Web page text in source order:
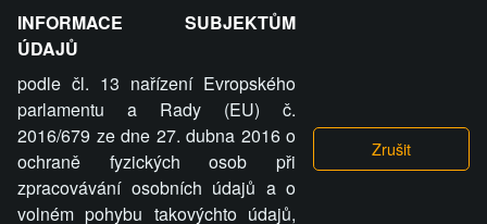
ZVRÁCENÝ.CZ - Svět není zvrácenej. To jen
ty lidi...
ZVRÁCENÝ.CZ
INFORMACE SUBJEKTŮM
ÚDAJŮ
podle čl. 13 nařízení Evropského
parlamentu a Rady (EU) č.
2016/679 ze dne 27. dubna 2016 o
ochraně fyzických osob při
zpracovávání osobních údajů a o
volném pohybu takovýchto údajů,